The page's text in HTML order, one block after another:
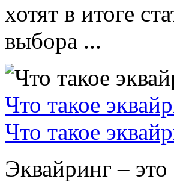
хотят в итоге
выбора ...
Что такое
Что такое
Эквайринг –